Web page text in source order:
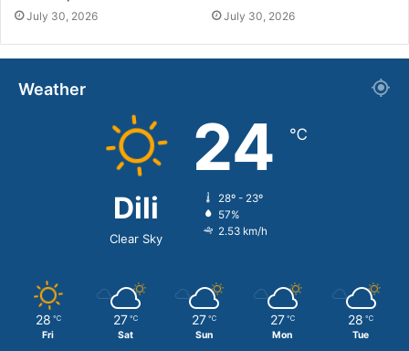
July 30, 2026 July 30, 2026
Weather
Dili
Clear Sky
24 ℃
28º - 23º
57%
2.53 km/h
28 ℃
Fri
27 ℃
Sat
27 ℃
Sun
27 ℃
Mon
28 ℃
Tue